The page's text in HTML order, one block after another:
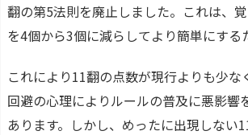
翻の第5法則を廃止しました。これは、
を4個から3個に減らしてより簡単にする
これにより11翻の点数が現行よりも少な
回避の心理によりルールの普及に悪影響
あります。しかし、めったに出現しない